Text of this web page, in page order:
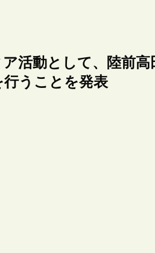
活動として、陸前高
うことを発表